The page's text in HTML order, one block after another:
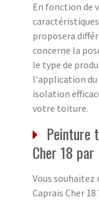
En fonction de
proposera
concerne la
le type de
l'application du
isolation
votre toiture.
Peinture
Cher 18
Vous
Caprais Cher